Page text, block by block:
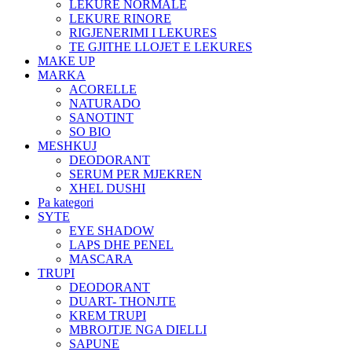
LEKURE NORMALE
LEKURE RINORE
RIGJENERIMI I LEKURES
TE GJITHE LLOJET E LEKURES
MAKE UP
MARKA
ACORELLE
NATURADO
SANOTINT
SO BIO
MESHKUJ
DEODORANT
SERUM PER MJEKREN
XHEL DUSHI
Pa kategori
SYTE
EYE SHADOW
LAPS DHE PENEL
MASCARA
TRUPI
DEODORANT
DUART- THONJTE
KREM TRUPI
MBROJTJE NGA DIELLI
SAPUNE